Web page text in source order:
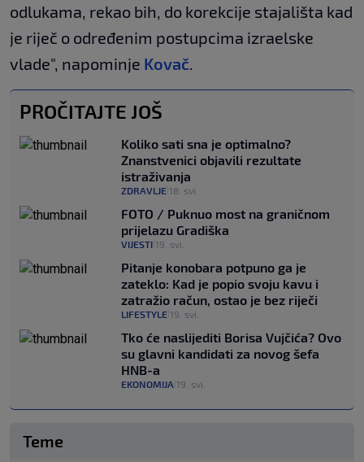
odlukama, rekao bih, do korekcije stajališta kad
je riječ o određenim postupcima izraelske
vlade", napominje Kovač
PROČITAJTE JOŠ
Koliko sati sna je optimalno?
Znanstvenici objavili rezultate
istraživanja
ZDRAVLJE 18. svi.
FOTO / Puknuo most na graničnom
prijelazu Gradiška
VIJESTI 19. svi.
Pitanje konobara potpuno ga je
zateklo: Kad je popio svoju kavu i
zatražio račun, ostao je bez riječi
LIFESTYLE 19. svi.
Tko će naslijediti Borisa Vujčića? Ovo
su glavni kandidati za novog šefa
HNB-a
EKONOMIJA 19. svi.
Teme